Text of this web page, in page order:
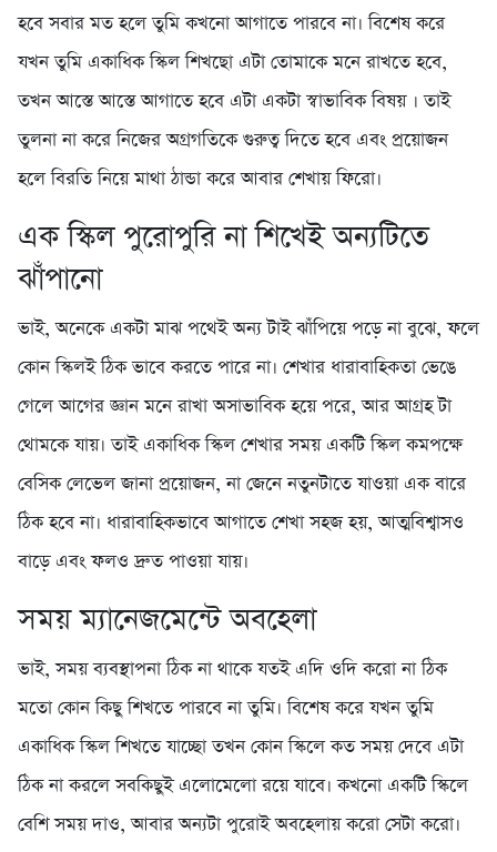
হবে সবার মত হলে তুমি কখনো আগাতে পারবে না। বিশেষ করে
যখন তুমি একাধিক স্কিল শিখছো এটা তোমাকে মনে রাখতে হবে,
তখন আস্তে আস্তে আগাতে হবে এটা একটা স্বাভাবিক বিষয় । তাই
তুলনা না করে নিজের অগ্রগতিকে গুরুত্ব দিতে হবে এবং প্রয়োজন
হলে বিরতি নিয়ে মাথা ঠান্ডা করে আবার শেখায় ফিরো।
এক স্কিল পুরোপুরি না শিখেই অন্যটিতে
ঝাঁপানো
ভাই, অনেকে একটা মাঝ পথেই অন্য টাই ঝাঁপিয়ে পড়ে না বুঝে, ফলে
কোন স্কিলই ঠিক ভাবে করতে পারে না। শেখার ধারাবাহিকতা ভেঙে
গেলে আগের জ্ঞান মনে রাখা অসাভাবিক হয়ে পরে, আর আগ্রহ টা
থোমকে যায়। তাই একাধিক স্কিল শেখার সময় একটি স্কিল কমপক্ষে
বেসিক লেভেল জানা প্রয়োজন, না জেনে নতুনটাতে যাওয়া এক বারে
ঠিক হবে না। ধারাবাহিকভাবে আগাতে শেখা সহজ হয়, আত্মবিশ্বাসও
বাড়ে এবং ফলও দ্রুত পাওয়া যায়।
সময় ম্যানেজমেন্টে অবহেলা
ভাই, সময় ব্যবস্থাপনা ঠিক না থাকে যতই এদি ওদি করো না ঠিক
মতো কোন কিছু শিখতে পারবে না তুমি। বিশেষ করে যখন তুমি
একাধিক স্কিল শিখতে যাচ্ছো তখন কোন স্কিলে কত সময় দেবে এটা
ঠিক না করলে সবকিছুই এলোমেলো রয়ে যাবে। কখনো একটি স্কিলে
বেশি সময় দাও, আবার অন্যটা পুরোই অবহেলায় করো সেটা করো।